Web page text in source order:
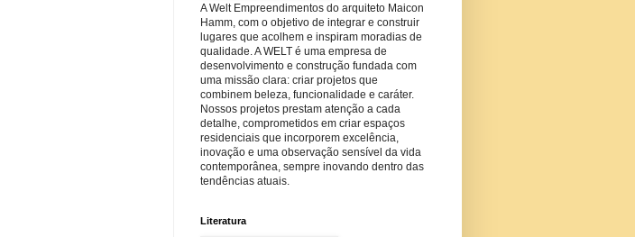
A Welt Empreendimentos do arquiteto Maicon
Hamm, com o objetivo de integrar e construir
lugares que acolhem e inspiram moradias de
qualidade. A WELT é uma empresa de
desenvolvimento e construção fundada com
uma missão clara: criar projetos que
combinem beleza, funcionalidade e caráter.
Nossos projetos prestam atenção a cada
detalhe, comprometidos em criar espaços
residenciais que incorporem excelência,
inovação e uma observação sensível da vida
contemporânea, sempre inovando dentro das
tendências atuais.
Literatura